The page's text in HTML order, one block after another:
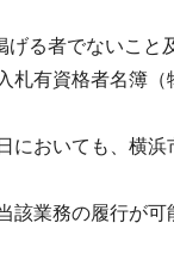
る者でないこ
有資格者名簿
おいても、横
業務の履行が可